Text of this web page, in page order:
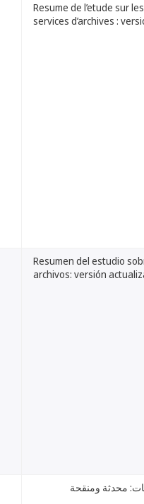
Resume de l’etude sur
services d’archives :
Resumen del estudio
archivos: versión
محدثة ومنقحة